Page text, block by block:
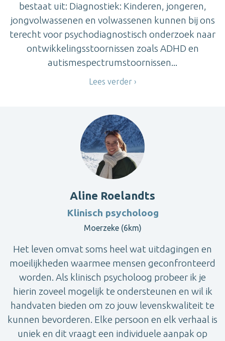
bestaat uit: Diagnostiek: Kinderen, jongeren,
jongvolwassenen en volwassenen kunnen bij ons
terecht voor psychodiagnostisch onderzoek naar
ontwikkelingsstoornissen zoals ADHD en
autismespectrumstoornissen...
Lees verder
Aline Roelandts
Klinisch psycholoog
Moerzeke (6km)
Het leven omvat soms heel wat uitdagingen en
moeilijkheden waarmee mensen geconfronteerd
worden. Als klinisch psycholoog probeer ik je
hierin zoveel mogelijk te ondersteunen en wil ik
handvaten bieden om zo jouw levenskwaliteit te
kunnen bevorderen. Elke persoon en elk verhaal is
uniek en dit vraagt een individuele aanpak op